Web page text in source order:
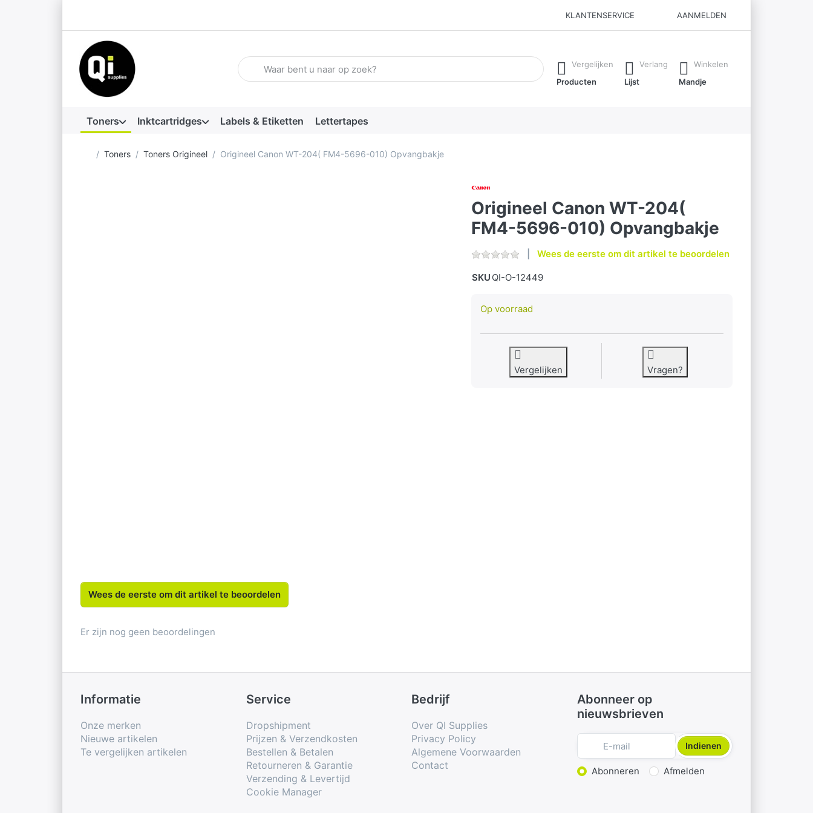
KLANTENSERVICE AANMELDEN
Voer een zoekterm in. De eerste resultaten verschijnen automatisch terwijl je typt. Druk op de Enter-toets om alle resultaten op te
Vergelijken
Producten
Verlang
Lijst
Winkelen
Mandje
Toners Inktcartridges Labels & Etiketten Lettertapes
Startpagina
Toners Toners Origineel Origineel Canon WT-204( FM4-5696-010) Opvangbakje
Origineel Canon WT-204(
FM4-5696-010) Opvangbakje
Wees de eerste om dit artikel te beoordelen
SKU QI-O-12449
Op voorraad
Vergelijken Vragen?
Wees de eerste om dit artikel te beoordelen
Er zijn nog geen beoordelingen
Informatie
Onze merken
Nieuwe artikelen
Te vergelijken artikelen
Service
Dropshipment
Prijzen & Verzendkosten
Bestellen & Betalen
Retourneren & Garantie
Verzending & Levertijd
Cookie Manager
Bedrijf
Over QI Supplies
Privacy Policy
Algemene Voorwaarden
Contact
Abonneer op
nieuwsbrieven
Indienen
Actie kiezen
Abonneren Afmelden